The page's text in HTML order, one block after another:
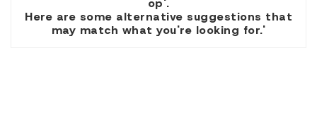
op'.
Here are some alternative suggestions that
may match what you're looking for.'